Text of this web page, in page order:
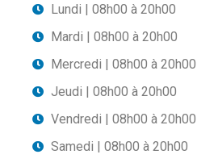
Lundi | 08h00 à 20h00
Mardi | 08h00 à 20h00
Mercredi | 08h00 à 20h00
Jeudi | 08h00 à 20h00
Vendredi | 08h00 à 20h00
Samedi | 08h00 à 20h00